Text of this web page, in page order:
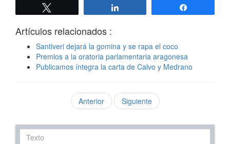
Artículos relacionados :
Santiveri dejará la gomina y se rapa el coco
Premios a la oratoria parlamentaria aragonesa
Publicamos íntegra la carta de Calvo y Medrano
Anterior Siguiente
Texto